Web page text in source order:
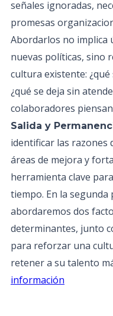
señales ignoradas,
promesas
Abordarlos no implica
nuevas políticas, sino
cultura existente: ¿qué
¿qué se deja sin
colaboradores
Salida y
identificar las razones
áreas de mejora y
herramienta clave
tiempo. En la
abordaremos dos
determinantes, junto
para reforzar una
retener a su talento
información